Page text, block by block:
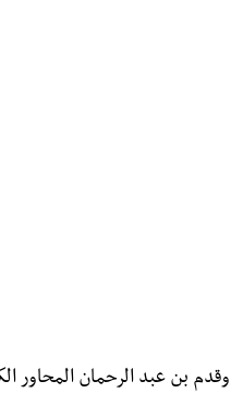
وقدم بن عبد الرحمان المحاور